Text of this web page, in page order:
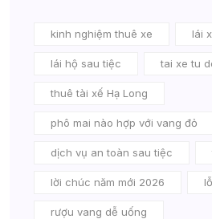
kinh nghiệm thuê xe lái
lái hộ sau tiệc tai xe tu
thuê tài xế Hạ Long
phô mai nào hợp với vang đỏ
dịch vụ an toàn sau tiệc
lời chúc năm mới 2026
rượu vang dễ uống